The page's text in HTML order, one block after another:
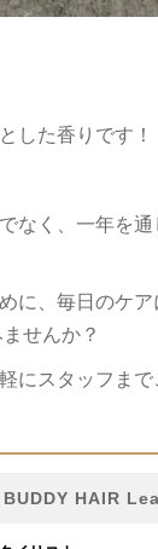
した香りです！
なく、一年を
に、毎日のケア
せんか？
にスタッフま
BUDDY HAIR